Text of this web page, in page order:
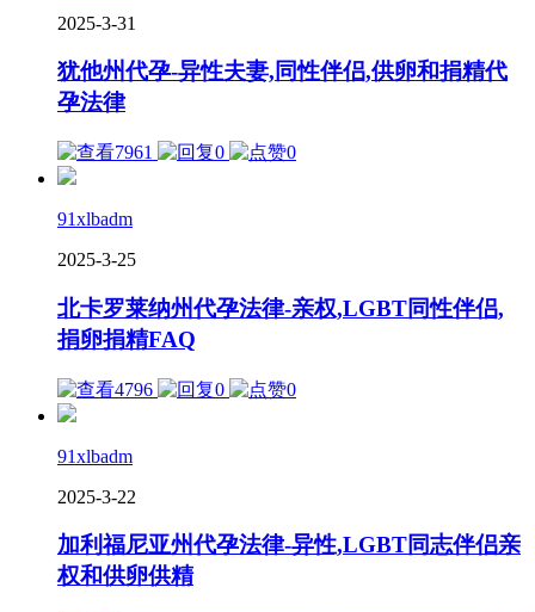
2025-3-31
犹他州代孕-异性夫妻,同性伴侣,供卵和捐精代
孕法律
7961 0 0
91xlbadm
2025-3-25
北卡罗莱纳州代孕法律-亲权,LGBT同性伴侣,
捐卵捐精FAQ
4796 0 0
91xlbadm
2025-3-22
加利福尼亚州代孕法律-异性,LGBT同志伴侣亲
权和供卵供精